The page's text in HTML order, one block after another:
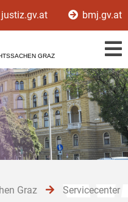
justiz.gv.at bmj.gv.at
GRAZ
Graz Servicecenter